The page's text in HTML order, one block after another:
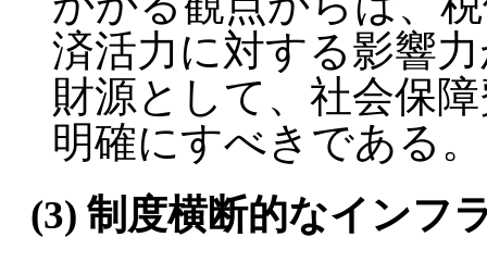
済活力に対する影響
財源として、社会保
明確にすべきである。
(3) 制度横断的なインフ